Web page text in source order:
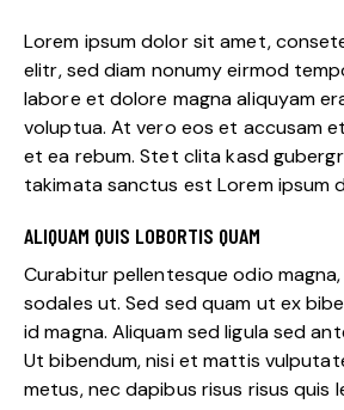
Lorem ipsum dolor sit amet,
elitr, sed diam nonumy eirmod
labore et dolore magna aliquyam
voluptua. At vero eos et accusam
et ea rebum. Stet clita kasd
takimata sanctus est Lorem ipsum
ALIQUAM QUIS LOBORTIS QUAM
Curabitur pellentesque odio
sodales ut. Sed sed quam ut ex
id magna. Aliquam sed ligula sed
Ut bibendum, nisi et mattis
metus, nec dapibus risus risus quis